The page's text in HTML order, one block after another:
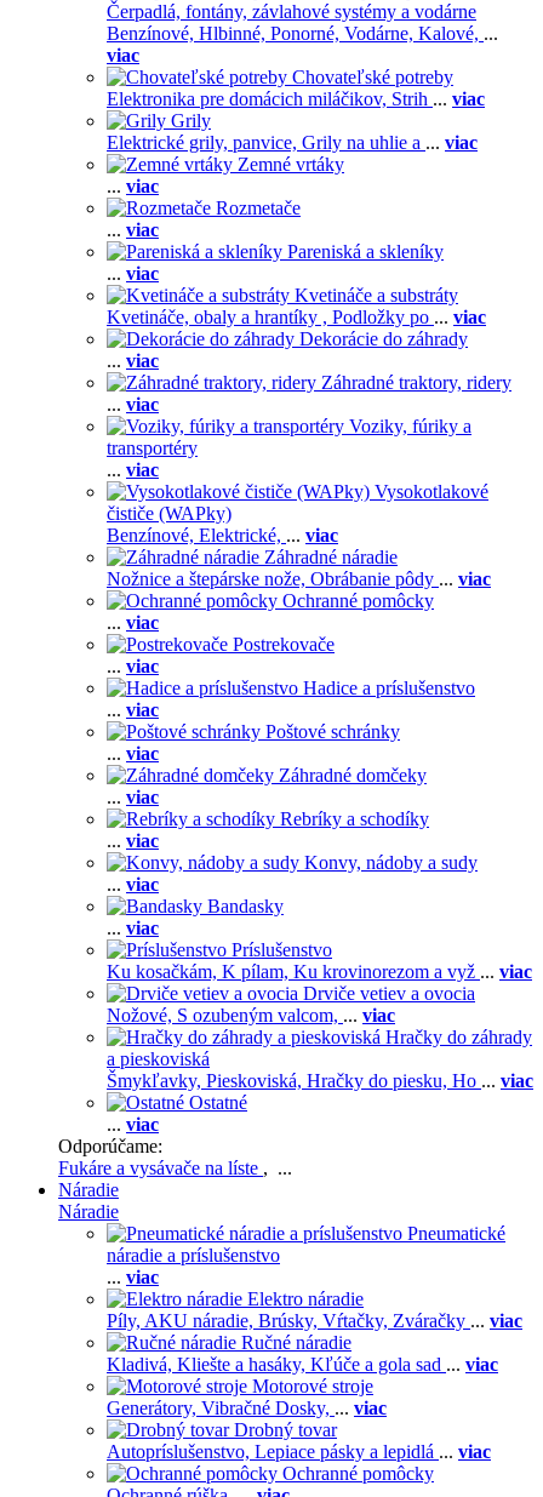
Čerpadlá, fontány, závlahové systémy a vodárne
Benzínové, Hlbinné, Ponorné, Vodárne, Kalové, ...
viac
Chovateľské potreby
Elektronika pre domácich miláčikov, Strih ... viac
Grily
Elektrické grily, panvice, Grily na uhlie a ... viac
Zemné vrtáky
... viac
Rozmetače
... viac
Pareniská a skleníky
... viac
Kvetináče a substráty
Kvetináče, obaly a hrantíky , Podložky po ... viac
Dekorácie do záhrady
... viac
Záhradné traktory, ridery
... viac
Voziky, fúriky a
transportéry
... viac
Vysokotlakové
čističe (WAPky)
Benzínové, Elektrické, ... viac
Záhradné náradie
Nožnice a štepárske nože, Obrábanie pôdy ... viac
Ochranné pomôcky
... viac
Postrekovače
... viac
Hadice a príslušenstvo
... viac
Poštové schránky
... viac
Záhradné domčeky
... viac
Rebríky a schodíky
... viac
Konvy, nádoby a sudy
... viac
Bandasky
... viac
Príslušenstvo
Ku kosačkám, K pílam, Ku krovinorezom a vyž ... viac
Drviče vetiev a ovocia
Nožové, S ozubeným valcom, ... viac
Hračky do záhrady
a pieskoviská
Šmykľavky, Pieskoviská, Hračky do piesku, Ho ... viac
Ostatné
... viac
Odporúčame:
Fukáre a vysávače na líste , ...
Náradie
Náradie
Pneumatické
náradie a príslušenstvo
... viac
Elektro náradie
Píly, AKU náradie, Brúsky, Vŕtačky, Zváračky ... viac
Ručné náradie
Kladivá, Kliešte a hasáky, Kľúče a gola sad ... viac
Motorové stroje
Generátory, Vibračné Dosky, ... viac
Drobný tovar
Autopríslušenstvo, Lepiace pásky a lepidlá ... viac
Ochranné pomôcky